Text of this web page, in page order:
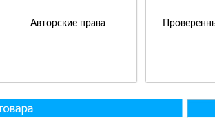
Авторские права